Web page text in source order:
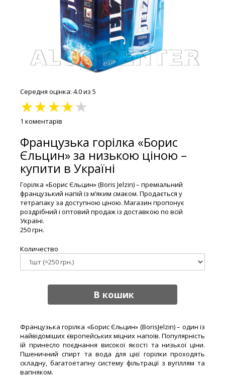
Середня оцінка: 4.0 из 5
★★★★★
1 коментарів
Французька горілка «Борис
Єльцин» за низькою ціною –
купити в Україні
Горілка «Борис Єльцин» (Boris Jelzin) – преміальний
французький напій із м’яким смаком. Продається у
тетрапаку за доступною ціною. Магазин пропонує
роздрібний і оптовий продаж із доставкою по всій
Україні.
250 грн.
Количество
В кошик
Французька горілка «Борис Єльцин» (BorisJelzin) – один із
найвідоміших європейських міцних напоїв. Популярність
їй принесло поєднання високої якості та низької ціни.
Пшеничний спирт та вода для цієї горілки проходять
складну, багатоетапну систему фільтрації з вугіллям та
вапняком.